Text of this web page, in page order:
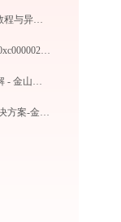
UltraISO制作U盘启动盘完整实战教程与异常排查
金山毒霸fphelper.exe应用程序错误0xc0000022解决方法
win10注册dll文件下载及其步骤详解 - 金山毒霸
win10.dll修复工具：常见问题及解决方案-金山毒霸